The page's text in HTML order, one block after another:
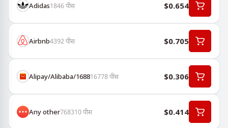
Adidas1846पीस $0.654
Airbnb4392 पीस $0.705
Alipay/Alibaba/168816778पीस $0.306
Any other768310पीस $0.414